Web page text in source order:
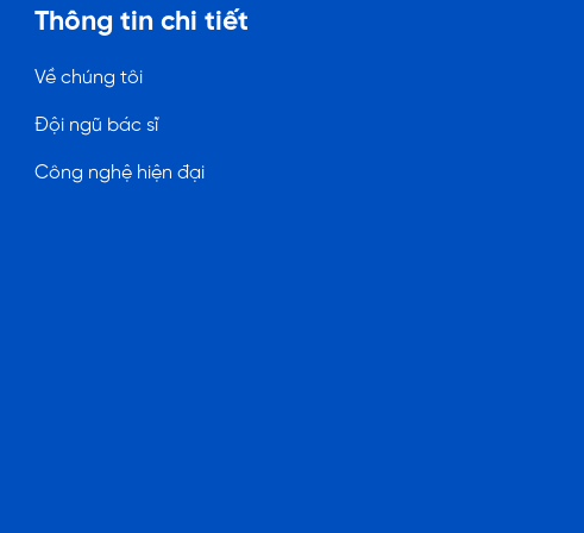
Thông tin chi tiết
Về chúng tôi
Đội ngũ bác sĩ
Công nghệ hiện đại